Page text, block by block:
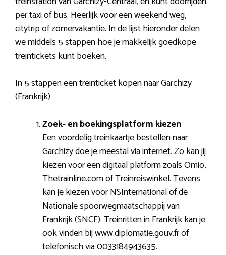
per taxi of bus. Heerlijk voor een weekend weg,
citytrip of zomervakantie. In de lijst hieronder delen
we middels 5 stappen hoe je makkelijk goedkope
treintickets kunt boeken.
In 5 stappen een treinticket kopen naar Garchizy
(Frankrijk)
Zoek- en boekingsplatform kiezen
Een voordelig treinkaartje bestellen naar
Garchizy doe je meestal via internet. Zo kan jij
kiezen voor een digitaal platform zoals Omio,
Thetrainline.com of Treinreiswinkel. Tevens
kan je kiezen voor NSInternational of de
Nationale spoorwegmaatschappij van
Frankrijk (SNCF). Treinritten in Frankrijk kan je
ook vinden bij www.diplomatie.gouv.fr of
telefonisch via 0033184943635.